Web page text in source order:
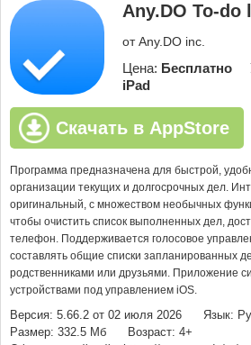
Any.DO To-do
от Any.DO inc.
Цена: Бесплатно
iPad
Скачать в AppStore
Программа предназначена для быстрой,
организации текущих и долгосрочных дел.
оригинальный, с множеством необычных
чтобы очистить список выполненных дел,
телефон. Поддерживается голосовое
составлять общие списки запланированных
родственниками или друзьями. Приложение
устройствами под управлением iOS.
Версия: 5.66.2 от 02 июля 2026
Язык:
Размер: 332.5 Мб
Возраст: 4+